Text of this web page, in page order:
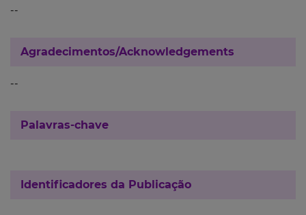
--
Agradecimentos/Acknowledgements
--
Palavras-chave
Identificadores da Publicação